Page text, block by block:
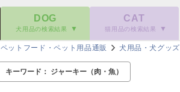
DOG
犬用品の検索結果
CAT
猫用品の検索結果
ペットフード・ペット用品通販 犬用品・犬グッズ
キーワード： ジャーキー（肉・魚）